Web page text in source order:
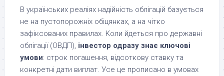
В українських реаліях надійність облігацій базується
не на пустопорожніх обіцянках, а на чітко
зафіксованих правилах. Коли йдеться про державні
облігації (ОВДП), інвестор одразу знає ключові
умови: строк погашення, відсоткову ставку та
конкретні дати виплат. Усе це прописано в умовах